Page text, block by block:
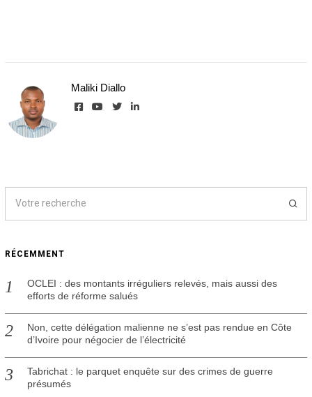
Maliki Diallo
RÉCEMMENT
OCLEI : des montants irréguliers relevés, mais aussi des
efforts de réforme salués
Non, cette délégation malienne ne s’est pas rendue en Côte
d’Ivoire pour négocier de l’électricité
Tabrichat : le parquet enquête sur des crimes de guerre
présumés